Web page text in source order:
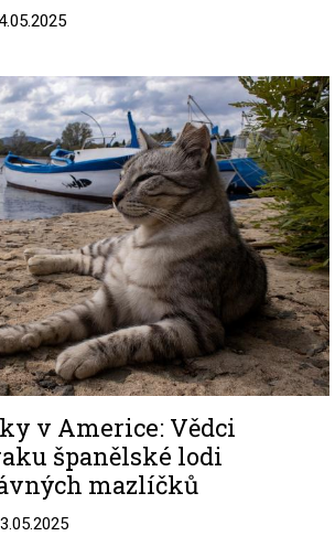
v Americe: Vědci
španělské lodi
mazlíčků